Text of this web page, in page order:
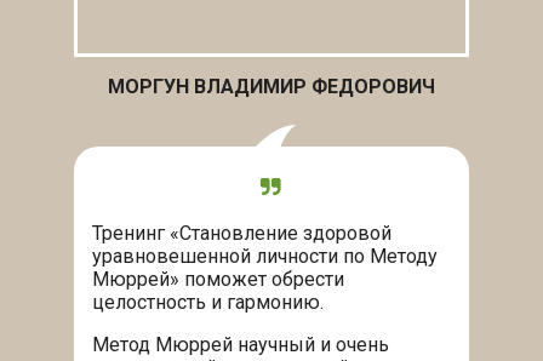
МОРГУН ВЛАДИМИР ФЕДОРОВИЧ
Тренинг «Становление здоровой
уравновешенной личности по Методу
Мюррей» поможет обрести
целостность и гармонию.
Метод Мюррей научный и очень